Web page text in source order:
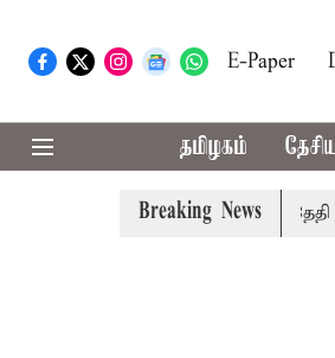
E-Paper
தமிழகம்
Breaking News
வழக்கு; வரும் 14ம்தேதி